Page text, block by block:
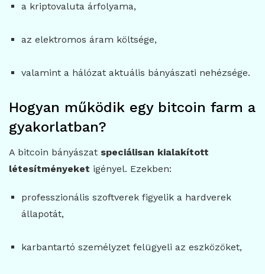
a kriptovaluta árfolyama,
az elektromos áram költsége,
valamint a hálózat aktuális bányászati nehézsége.
Hogyan működik egy bitcoin farm a
gyakorlatban?
A bitcoin bányászat speciálisan kialakított
létesítményeket igényel. Ezekben:
professzionális szoftverek figyelik a hardverek
állapotát,
karbantartó személyzet felügyeli az eszközöket,